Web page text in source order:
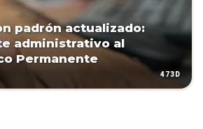
padrón actualizado:
administrativo al
Permanente
473D